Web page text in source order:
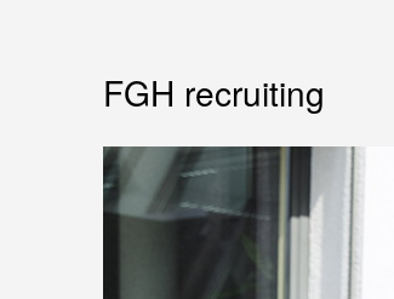
FGH recruiting